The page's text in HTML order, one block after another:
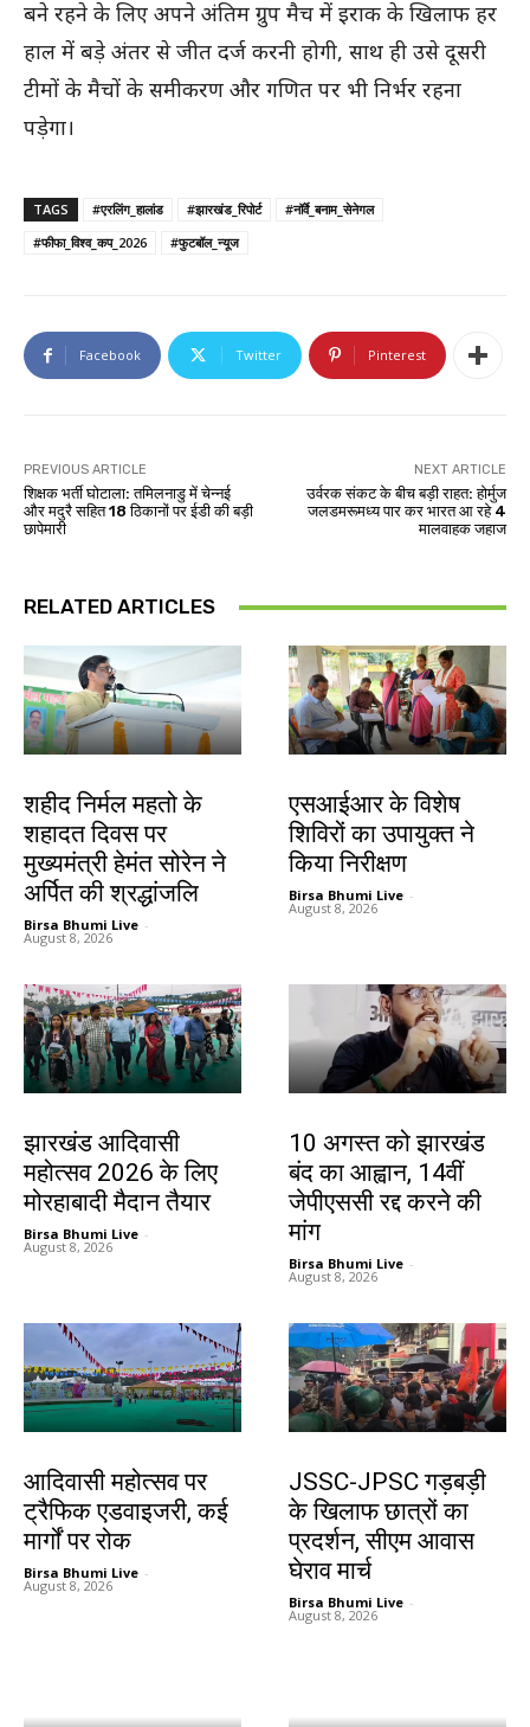
बने रहने के लिए अपने अंतिम ग्रुप मैच में इराक के खिलाफ हर
हाल में बड़े अंतर से जीत दर्ज करनी होगी, साथ ही उसे दूसरी
टीमों के मैचों के समीकरण और गणित पर भी निर्भर रहना
पड़ेगा।
TAGS #एरलिंग_हालांड #झारखंड_रिपोर्ट
#नॉर्वे_बनाम_सेनेगल
#फीफा_विश्व_कप_2026
#फुटबॉल_न्यूज
Facebook Twitter Pinterest
PREVIOUS ARTICLE
शिक्षक भर्ती घोटाला: तमिलनाडु में चेन्नई
और मदुरै सहित 18 ठिकानों पर ईडी की बड़ी
छापेमारी
NEXT ARTICLE
उर्वरक संकट के बीच बड़ी राहत: होर्मुज
जलडमरूमध्य पार कर भारत आ रहे 4
मालवाहक जहाज
RELATED ARTICLES
शहीद निर्मल महतो के
शहादत दिवस पर
मुख्यमंत्री हेमंत सोरेन ने
अर्पित की श्रद्धांजलि
Birsa Bhumi Live -
August 8, 2026
एसआईआर के विशेष
शिविरों का उपायुक्त ने
किया निरीक्षण
Birsa Bhumi Live -
August 8, 2026
झारखंड आदिवासी
महोत्सव 2026 के लिए
मोरहाबादी मैदान तैयार
Birsa Bhumi Live -
August 8, 2026
10 अगस्त को झारखंड
बंद का आह्वान, 14वीं
जेपीएससी रद्द करने की
मांग
Birsa Bhumi Live -
August 8, 2026
आदिवासी महोत्सव पर
ट्रैफिक एडवाइजरी, कई
मार्गों पर रोक
Birsa Bhumi Live -
August 8, 2026
JSSC-JPSC गड़बड़ी
के खिलाफ छात्रों का
प्रदर्शन, सीएम आवास
घेराव मार्च
Birsa Bhumi Live -
August 8, 2026